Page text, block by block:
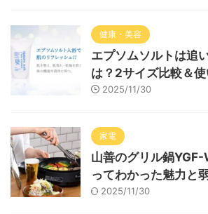
健康・美容
エプソムソルトは追
は？2サイズ比較＆
2025/11/30
家電
山善のグリル鍋
ってわかった魅力と
2025/11/30